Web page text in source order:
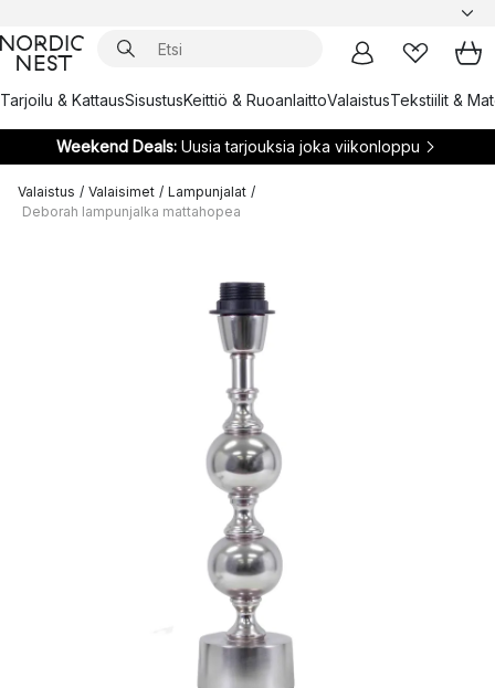
Tarjoilu & KattausSisustusKeittiö & RuoanlaittoValaistusTekstiilit &
Weekend Deals:Uusia tarjouksia joka viikonloppu
Valaistus / Valaisimet / Lampunjalat /
Deborah lampunjalka mattahopea